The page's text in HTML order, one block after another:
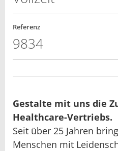
Referenz
9834
Gestalte mit uns die
Healthcare-Vertriebs.
Seit über 25 Jahren
Menschen mit